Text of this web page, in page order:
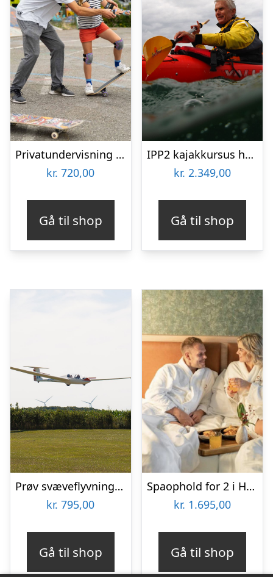
Privatundervisning i skateboarding hos L.O.W Academy
kr. 720,00
Gå til shop
IPP2 kajakkursus hos Karpenhøj Naturcenter
kr. 2.349,00
Gå til shop
Prøv svæveflyvning hos Viborg Svæveflyveklub
kr. 795,00
Gå til shop
Spaophold for 2 i HimmerLand
kr. 1.695,00
Gå til shop